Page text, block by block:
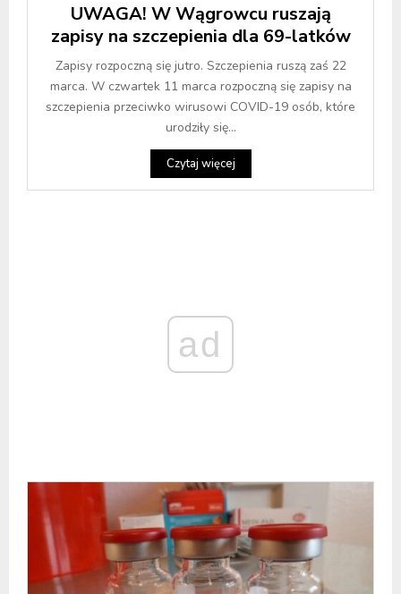
UWAGA! W Wągrowcu ruszają
zapisy na szczepienia dla 69-latków
Zapisy rozpoczną się jutro. Szczepienia ruszą zaś 22
marca. W czwartek 11 marca rozpoczną się zapisy na
szczepienia przeciwko wirusowi COVID-19 osób, które
urodziły się...
Czytaj więcej
ad